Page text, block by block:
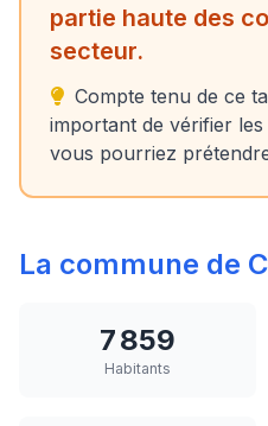
partie haute des
secteur.
Compte tenu de ce
important de vérifier
vous pourriez
La commune de
7 859
Habitants